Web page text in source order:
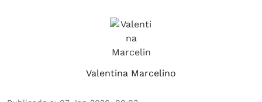
Valentina Marcelino